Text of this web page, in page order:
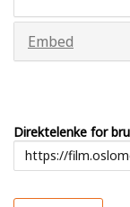
Embed
Direktelenke for